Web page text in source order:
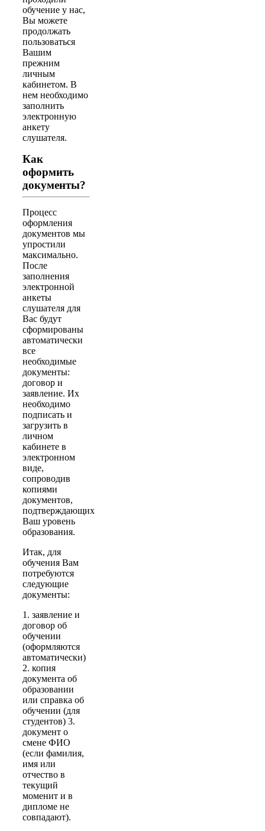
обучение у нас,
Вы можете
продолжать
пользоваться
Вашим
прежним
личным
кабинетом. В
нем необходимо
заполнить
электронную
анкету
слушателя.
Как
оформить
документы?
Процесс
оформления
документов мы
упростили
максимально.
После
заполнения
электронной
анкеты
слушателя для
Вас будут
сформированы
автоматически
все
необходимые
документы:
договор и
заявление. Их
необходимо
подписать и
загрузить в
личном
кабинете в
электронном
виде,
сопроводив
копиями
документов,
подтверждающих
Ваш уровень
образования.
Итак, для
обучения Вам
потребуются
следующие
документы:
1. заявление и
договор об
обучении
(оформляются
автоматически)
2. копия
документа об
образовании
или справка об
обучении (для
студентов) 3.
документ о
смене ФИО
(если фамилия,
имя или
отчество в
текущий
моменит и в
дипломе не
совпадают).